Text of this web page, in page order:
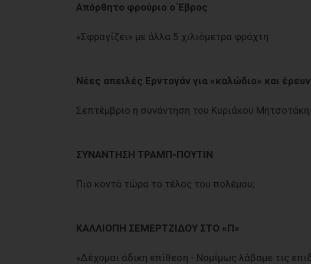
Απόρθητο φρούριο ο Έβρος
«Σφραγίζει» με άλλα 5 χιλιόμετρα φράχτη
Νέες απειλές Ερντογάν για «καλώδιο» και
Σεπτέμβριο η συνάντηση του Κυριάκου
ΣΥΝΑΝΤΗΣΗ ΤΡΑΜΠ-ΠΟΥΤΙΝ
Πιο κοντά τώρα το τέλος του πολέμου;
ΚΑΛΛΙΟΠΗ ΣΕΜΕΡΤΖΙΔΟΥ ΣΤΟ «Π»
«Δέχομαι άδικη επίθεση - Νομίμως λάβαμε τις